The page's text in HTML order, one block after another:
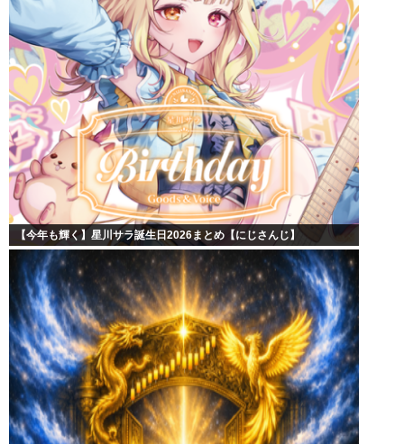
【今年も輝く】星川サラ誕生日2026まとめ【にじさんじ】